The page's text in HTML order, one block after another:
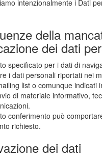
intenzionalmente i Dati
della
dei dati
specificato per i dati di
i dati personali riportati nei
list o comunque indicati
di materiale informativo,
conferimento può
richiesto.
dei dati